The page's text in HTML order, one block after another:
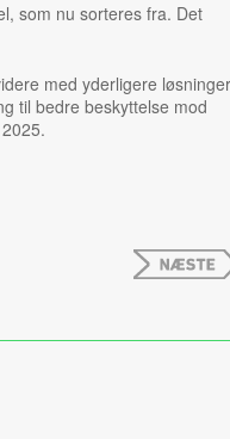
som nu sorteres fra. Det
med yderligere løsninger
til bedre beskyttelse mod